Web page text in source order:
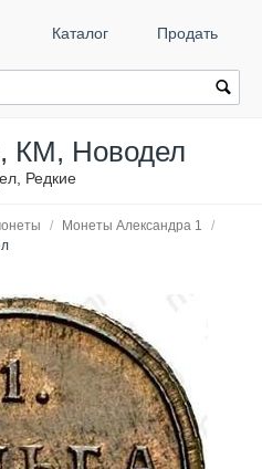
Каталог Продать
КМ, Новодел
Редкие
/ Монеты Александра 1
/